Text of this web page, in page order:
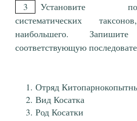
3
Установите
систематических
наибольшего.
соответствующую
Отряд
Вид Косатка
Род Косатки